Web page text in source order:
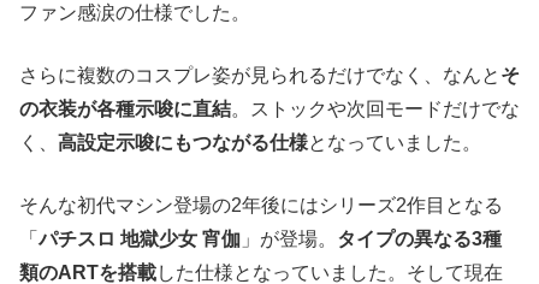
ファン感涙の仕様でした。
さらに複数のコスプレ姿が見られるだけでなく、なんと そ
の衣装が各種示唆に直結。ストックや次回モードだけでな
く、 高設定示唆にもつながる仕様となっていました。
そんな初代マシン登場の2年後にはシリーズ2作目となる
「パチスロ 地獄少女 宵伽 」が登場。 タイプの異なる3種
類のARTを搭載した仕様となっていました。そして現在